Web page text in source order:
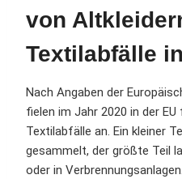
von
Textilabfälle
Nach Angaben der
fielen im Jahr 2020 in der
Textilabfälle an. Ein kleiner
gesammelt, der größte Teil
oder in